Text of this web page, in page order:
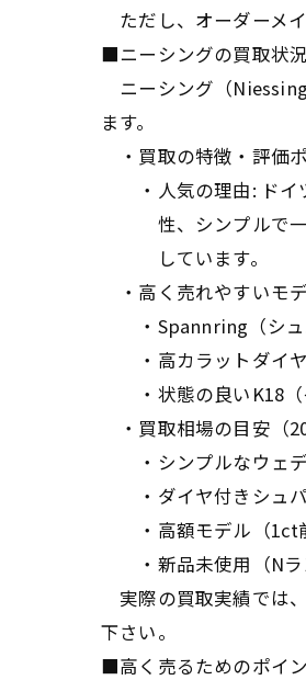
ただし、オーダーメ
■ニーシングの買取状
ニーシング（
ます。
・買取の特徴・評価
・人気の理由: ドイ
性、シンプルで一生
しています。
・高く売れやすいモ
・Spannring（シュ
・高カラットダイヤ
・状態の良いK18（
・買取相場の目安（
・シンプルなウェデ
・ダイヤ付きシュパ
・高額モデル（1ct
・新品未使用（Nラ
実際の買取実績では
下さい。
■高く売るためのポイン